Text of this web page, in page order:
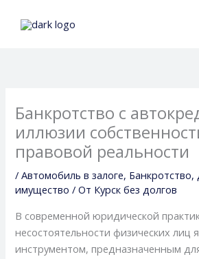
Банкротство с
иллюзии
правовой реальности
/Автомобиль в залоге, Банкротство,
имущество / От Курск без долгов
В современной юридической
несостоятельности физических лиц
инструментом, предназначенным